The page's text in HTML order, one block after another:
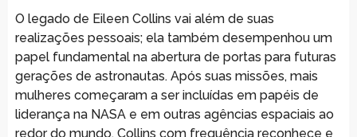
O legado de Eileen Collins vai além de suas
realizações pessoais; ela também desempenhou um
papel fundamental na abertura de portas para futuras
gerações de astronautas. Após suas missões, mais
mulheres começaram a ser incluídas em papéis de
liderança na NASA e em outras agências espaciais ao
redor do mundo. Collins com frequência reconhece e